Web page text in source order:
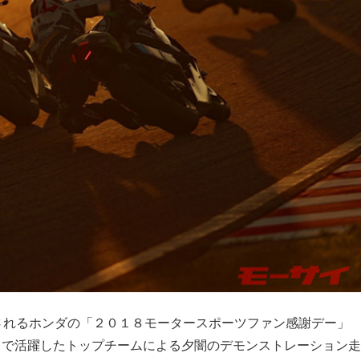
るホンダの「２０１８モータースポーツファン感謝デー」
活躍したトップチームによる夕闇のデモンストレーション走